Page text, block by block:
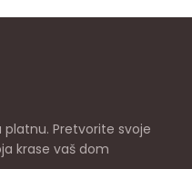
Pretvorite svoje
krase vaš dom